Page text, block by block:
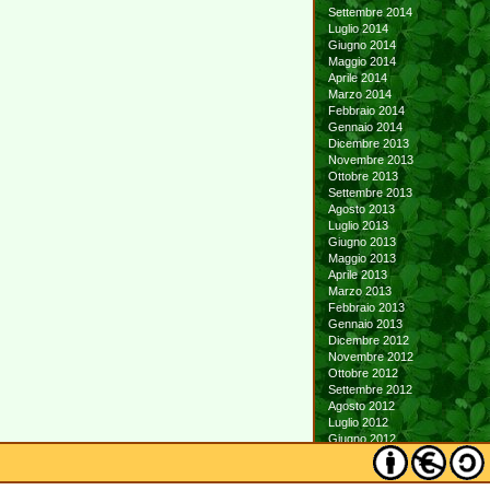
Settembre 2014
Luglio 2014
Giugno 2014
Maggio 2014
Aprile 2014
Marzo 2014
Febbraio 2014
Gennaio 2014
Dicembre 2013
Novembre 2013
Ottobre 2013
Settembre 2013
Agosto 2013
Luglio 2013
Giugno 2013
Maggio 2013
Aprile 2013
Marzo 2013
Febbraio 2013
Gennaio 2013
Dicembre 2012
Novembre 2012
Ottobre 2012
Settembre 2012
Agosto 2012
Luglio 2012
Giugno 2012
Maggio 2012
Aprile 2012